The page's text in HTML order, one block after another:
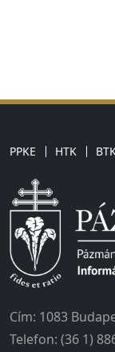
PPKE HTK
Cím: 1083
Telefon: (36 1)